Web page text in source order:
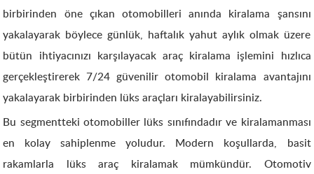
birbirinden öne çıkan otomobilleri anında kiralama şansını
yakalayarak böylece günlük, haftalık yahut aylık olmak üzere
bütün ihtiyacınızı karşılayacak araç kiralama işlemini hızlıca
gerçekleştirerek 7/24 güvenilir otomobil kiralama avantajını
yakalayarak birbirinden lüks araçları kiralayabilirsiniz.
Bu segmentteki otomobiller lüks sınıfındadır ve kiralamanması
en kolay sahiplenme yoludur. Modern koşullarda, basit
rakamlarla lüks araç kiralamak mümkündür. Otomotiv